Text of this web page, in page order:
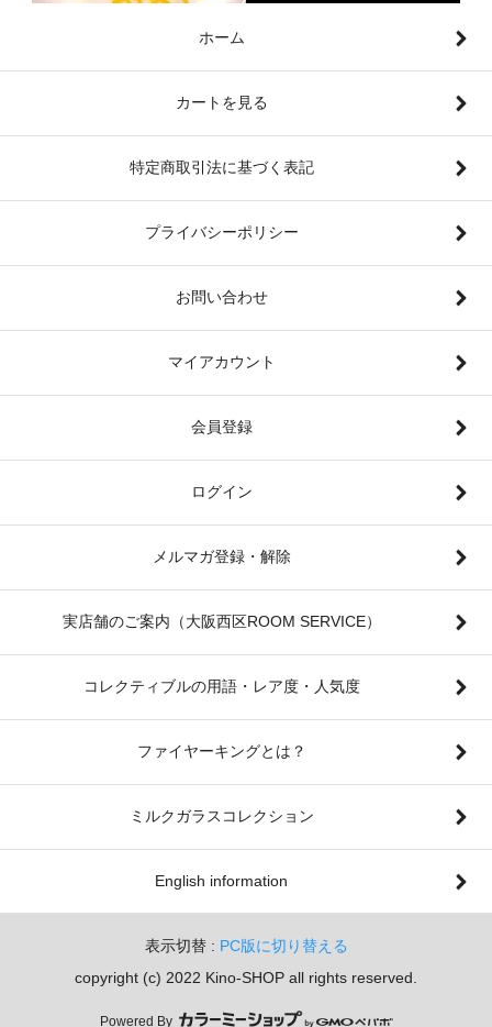
ホーム
カートを見る
特定商取引法に基づく表記
プライバシーポリシー
お問い合わせ
マイアカウント
会員登録
ログイン
メルマガ登録・解除
実店舗のご案内（大阪西区ROOM SERVICE）
コレクティブルの用語・レア度・人気度
ファイヤーキングとは？
ミルクガラスコレクション
English information
表示切替 : PC版に切り替える
copyright (c) 2022 Kino-SHOP all rights reserved.
Powered By